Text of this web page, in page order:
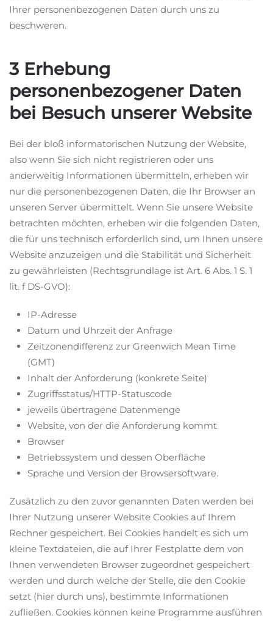
Ihrer personenbezogenen Daten durch uns zu
beschweren.
3 Erhebung
personenbezogener Daten
bei Besuch unserer Website
Bei der bloß informatorischen Nutzung der Website,
also wenn Sie sich nicht registrieren oder uns
anderweitig Informationen übermitteln, erheben wir
nur die personenbezogenen Daten, die Ihr Browser an
unseren Server übermittelt. Wenn Sie unsere Website
betrachten möchten, erheben wir die folgenden Daten,
die für uns technisch erforderlich sind, um Ihnen unsere
Website anzuzeigen und die Stabilität und Sicherheit
zu gewährleisten (Rechtsgrundlage ist Art. 6 Abs. 1 S. 1
lit. f DS-GVO):
IP-Adresse
Datum und Uhrzeit der Anfrage
Zeitzonendifferenz zur Greenwich Mean Time
(GMT)
Inhalt der Anforderung (konkrete Seite)
Zugriffsstatus/HTTP-Statuscode
jeweils übertragene Datenmenge
Website, von der die Anforderung kommt
Browser
Betriebssystem und dessen Oberfläche
Sprache und Version der Browsersoftware.
Zusätzlich zu den zuvor genannten Daten werden bei
Ihrer Nutzung unserer Website Cookies auf Ihrem
Rechner gespeichert. Bei Cookies handelt es sich um
kleine Textdateien, die auf Ihrer Festplatte dem von
Ihnen verwendeten Browser zugeordnet gespeichert
werden und durch welche der Stelle, die den Cookie
setzt (hier durch uns), bestimmte Informationen
zufließen. Cookies können keine Programme ausführen